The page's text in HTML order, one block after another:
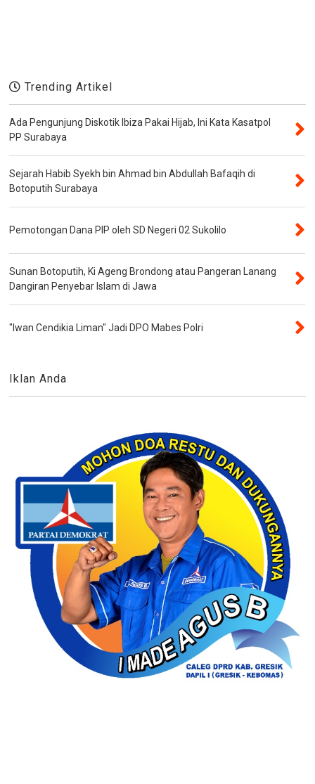
Trending Artikel
Ada Pengunjung Diskotik Ibiza Pakai Hijab, Ini Kata Kasatpol
PP Surabaya
Sejarah Habib Syekh bin Ahmad bin Abdullah Bafaqih di
Botoputih Surabaya
Pemotongan Dana PIP oleh SD Negeri 02 Sukolilo
Sunan Botoputih, Ki Ageng Brondong atau Pangeran Lanang
Dangiran Penyebar Islam di Jawa
"Iwan Cendikia Liman" Jadi DPO Mabes Polri
Iklan Anda